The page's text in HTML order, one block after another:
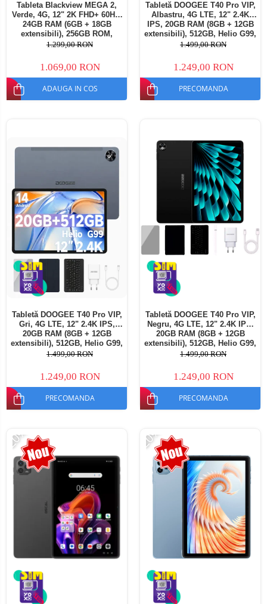
Tableta Blackview MEGA 2,
Verde, 4G, 12" 2K FHD+ 60Hz,
24GB RAM (6GB + 18GB
extensibili), 256GB ROM,
Android 15, Unisoc T615,
Stylus, Face Unlock, Dual SIM
1.299,00 RON
1.069,00 RON
ADAUGA IN COS
Tabletă DOOGEE T40 Pro VIP,
Albastru, 4G LTE, 12" 2.4K
IPS, 20GB RAM (8GB + 12GB
extensibili), 512GB, Helio G99,
10800mAh, 33W, Android 14,
1.499,00 RON
1.249,00 RON
PRECOMANDA
Tabletă DOOGEE T40 Pro VIP,
Gri, 4G LTE, 12" 2.4K IPS,
20GB RAM (8GB + 12GB
extensibili), 512GB, Helio G99,
10800mAh, 33W, Android 14,
1.499,00 RON
1.249,00 RON
PRECOMANDA
Tabletă DOOGEE T40 Pro VIP,
Negru, 4G LTE, 12" 2.4K IPS,
20GB RAM (8GB + 12GB
extensibili), 512GB, Helio G99,
10800mAh, 33W, Android 14,
1.499,00 RON
1.249,00 RON
PRECOMANDA
-20% -20%